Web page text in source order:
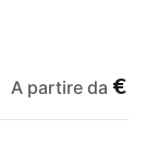
A partire da €